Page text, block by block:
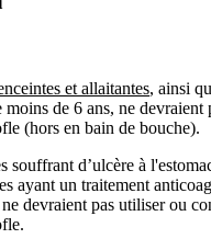
et allaitantes, ainsi
moins de 6 ans, ne devraient
(hors en bain de bouche).
souffrant d’ulcère à
ayant un traitement
devraient pas utiliser ou